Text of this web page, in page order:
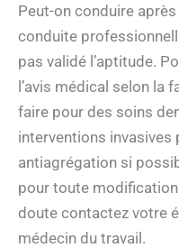
Peut-on conduire
conduite
pas validé l’aptitude.
l’avis médical selon la
faire pour des soins
interventions invasives
antiagrégation si
pour toute
doute contactez votre
médecin du travail.